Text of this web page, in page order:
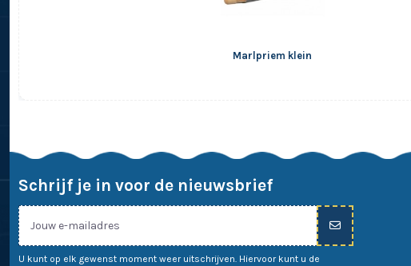
Marlpriem klein
Schrijf je in voor de nieuwsbrief
U kunt op elk gewenst moment weer uitschrijven. Hiervoor kunt u de